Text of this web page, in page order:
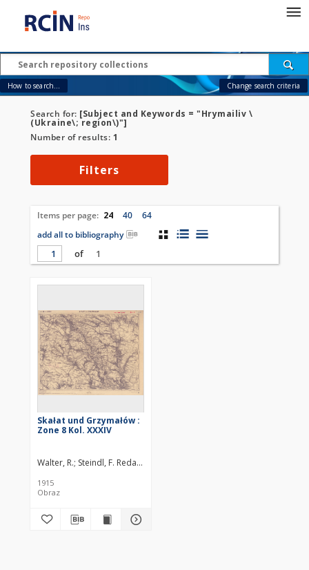
How to search... Change search criteria
Search for: [Subject and Keywords = "Hrymailiv \
(Ukraine\; region\)"]
Number of results: 1
Filters
Items per page: 24 40
64
add all to bibliography
of
1
Skałat und Grzymałów :
Zone 8 Kol. XXXIV
Walter, R. Steindl, F. Redaktor
1915
Obraz